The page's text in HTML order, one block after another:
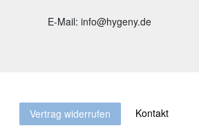
E-Mail: info@hygeny.de
Vertrag widerrufen Kontakt